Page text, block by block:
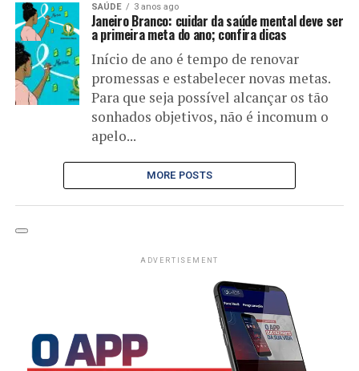
SAÚDE 3 anos ago
Janeiro Branco: cuidar da saúde mental deve ser
a primeira meta do ano; confira dicas
Início de ano é tempo de renovar
promessas e estabelecer novas metas.
Para que seja possível alcançar os tão
sonhados objetivos, não é incomum o
apelo...
MORE POSTS
ADVERTISEMENT